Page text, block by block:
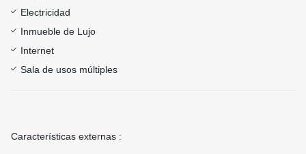
Electricidad
Inmueble de Lujo
Internet
Sala de usos múltiples
Características externas :